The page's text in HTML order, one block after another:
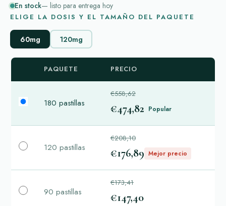
En stock— listo para entrega hoy
ELIGE LA DOSIS Y EL TAMAÑO DEL PAQUETE
60mg 120mg
PAQUETE PRECIO
180 pastillas
€558,62
€474,82 Popular
120 pastillas
€208,10
€176,89 Mejor precio
90 pastillas
€173,41
€147,40